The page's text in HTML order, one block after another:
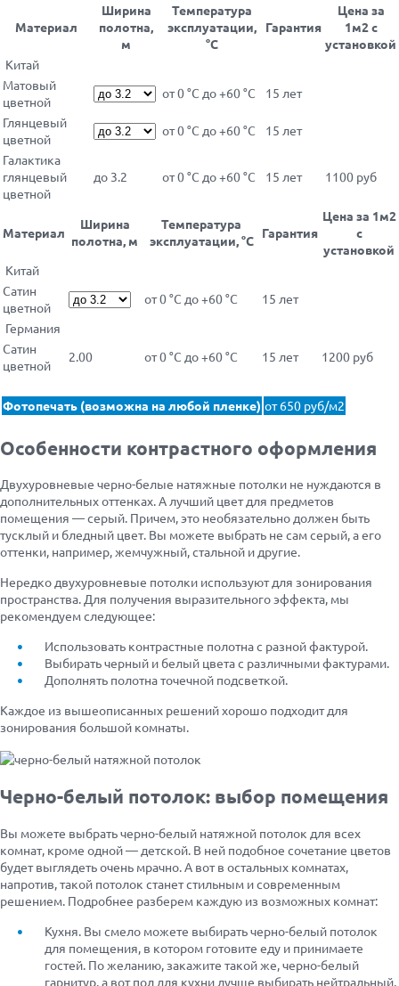
Материал
Ширина
полотна,
м
Температура
эксплуатации,
°С
Гарантия
Цена за
1м2 с
установкой
Китай
Матовый
цветной
от 0 °С до +60 °С
15 лет
Глянцевый
цветной
от 0 °С до +60 °С
15 лет
Галактика
глянцевый
цветной
до 3.2 от 0 °С до +60 °С 15 лет 1100 руб
Материал
Ширина
полотна, м
Температура
эксплуатации, °С Гарантия
Цена за 1м2
с
установкой
Китай
Сатин
цветной
от 0 °С до +60 °С
15 лет
Германия
Сатин
цветной
2.00 от 0 °С до +60 °С 15 лет 1200 руб
Фотопечать (возможна на любой пленке) от 650 руб/м2
Особенности контрастного оформления
Двухуровневые черно-белые натяжные потолки не нуждаются в
дополнительных оттенках. А лучший цвет для предметов
помещения — серый. Причем, это необязательно должен быть
тусклый и бледный цвет. Вы можете выбрать не сам серый, а его
оттенки, например, жемчужный, стальной и другие.
Нередко двухуровневые потолки используют для зонирования
пространства. Для получения выразительного эффекта, мы
рекомендуем следующее:
Использовать контрастные полотна с разной фактурой.
Выбирать черный и белый цвета с различными фактурами.
Дополнять полотна точечной подсветкой.
Каждое из вышеописанных решений хорошо подходит для
зонирования большой комнаты.
Черно-белый потолок: выбор помещения
Вы можете выбрать черно-белый натяжной потолок для всех
комнат, кроме одной — детской. В ней подобное сочетание цветов
будет выглядеть очень мрачно. А вот в остальных комнатах,
напротив, такой потолок станет стильным и современным
решением. Подробнее разберем каждую из возможных комнат:
Кухня. Вы смело можете выбирать черно-белый потолок
для помещения, в котором готовите еду и принимаете
гостей. По желанию, закажите такой же, черно-белый
гарнитур, а вот пол для кухни лучше выбирать нейтральный,